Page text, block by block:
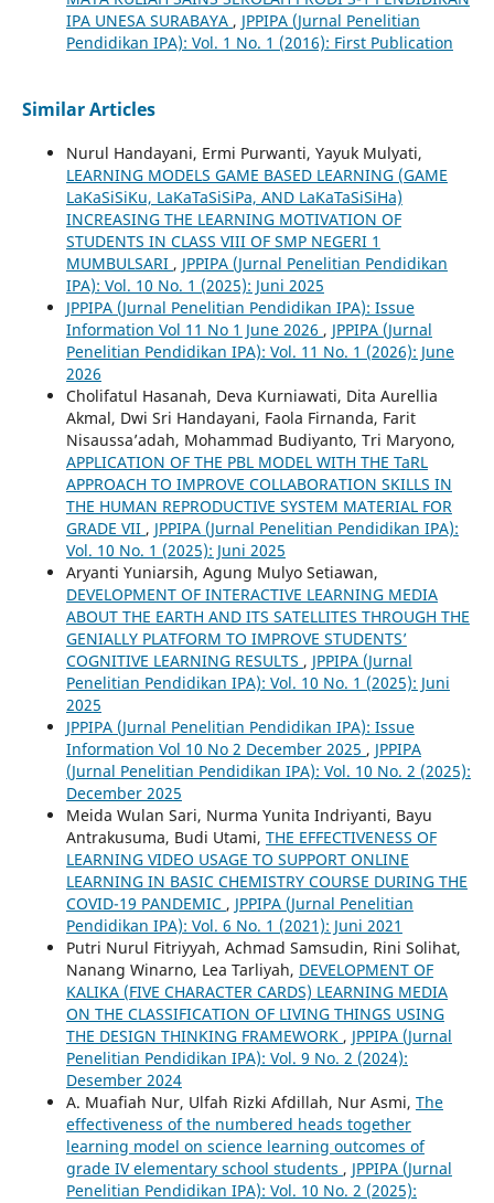
IPA UNESA SURABAYA , JPPIPA (Jurnal Penelitian
Pendidikan IPA): Vol. 1 No. 1 (2016): First Publication
Similar Articles
Nurul Handayani, Ermi Purwanti, Yayuk Mulyati,
LEARNING MODELS GAME BASED LEARNING (GAME
LaKaSiSiKu, LaKaTaSiSiPa, AND LaKaTaSiSiHa)
INCREASING THE LEARNING MOTIVATION OF
STUDENTS IN CLASS VIII OF SMP NEGERI 1
MUMBULSARI , JPPIPA (Jurnal Penelitian Pendidikan
IPA): Vol. 10 No. 1 (2025): Juni 2025
JPPIPA (Jurnal Penelitian Pendidikan IPA): Issue
Information Vol 11 No 1 June 2026 , JPPIPA (Jurnal
Penelitian Pendidikan IPA): Vol. 11 No. 1 (2026): June
2026
Cholifatul Hasanah, Deva Kurniawati, Dita Aurellia
Akmal, Dwi Sri Handayani, Faola Firnanda, Farit
Nisaussa’adah, Mohammad Budiyanto, Tri Maryono,
APPLICATION OF THE PBL MODEL WITH THE TaRL
APPROACH TO IMPROVE COLLABORATION SKILLS IN
THE HUMAN REPRODUCTIVE SYSTEM MATERIAL FOR
GRADE VII , JPPIPA (Jurnal Penelitian Pendidikan IPA):
Vol. 10 No. 1 (2025): Juni 2025
Aryanti Yuniarsih, Agung Mulyo Setiawan,
DEVELOPMENT OF INTERACTIVE LEARNING MEDIA
ABOUT THE EARTH AND ITS SATELLITES THROUGH THE
GENIALLY PLATFORM TO IMPROVE STUDENTS’
COGNITIVE LEARNING RESULTS , JPPIPA (Jurnal
Penelitian Pendidikan IPA): Vol. 10 No. 1 (2025): Juni
2025
JPPIPA (Jurnal Penelitian Pendidikan IPA): Issue
Information Vol 10 No 2 December 2025 , JPPIPA
(Jurnal Penelitian Pendidikan IPA): Vol. 10 No. 2 (2025):
December 2025
Meida Wulan Sari, Nurma Yunita Indriyanti, Bayu
Antrakusuma, Budi Utami, THE EFFECTIVENESS OF
LEARNING VIDEO USAGE TO SUPPORT ONLINE
LEARNING IN BASIC CHEMISTRY COURSE DURING THE
COVID-19 PANDEMIC , JPPIPA (Jurnal Penelitian
Pendidikan IPA): Vol. 6 No. 1 (2021): Juni 2021
Putri Nurul Fitriyyah, Achmad Samsudin, Rini Solihat,
Nanang Winarno, Lea Tarliyah, DEVELOPMENT OF
KALIKA (FIVE CHARACTER CARDS) LEARNING MEDIA
ON THE CLASSIFICATION OF LIVING THINGS USING
THE DESIGN THINKING FRAMEWORK , JPPIPA (Jurnal
Penelitian Pendidikan IPA): Vol. 9 No. 2 (2024):
Desember 2024
A. Muafiah Nur, Ulfah Rizki Afdillah, Nur Asmi, The
effectiveness of the numbered heads together
learning model on science learning outcomes of
grade IV elementary school students , JPPIPA (Jurnal
Penelitian Pendidikan IPA): Vol. 10 No. 2 (2025):